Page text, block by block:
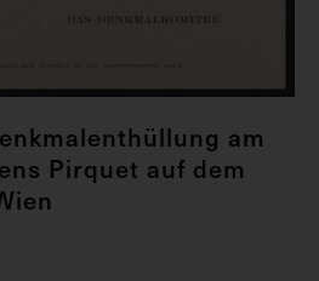
am
Pirquet auf dem